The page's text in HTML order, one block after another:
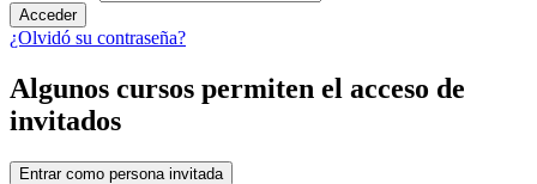
Acceder
¿Olvidó su contraseña?
Algunos cursos permiten el acceso de
invitados
Entrar como persona invitada